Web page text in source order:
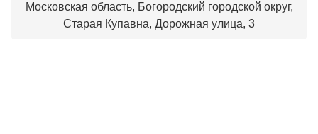
Московская область, Богородский городской округ,
Старая Купавна, Дорожная улица, 3